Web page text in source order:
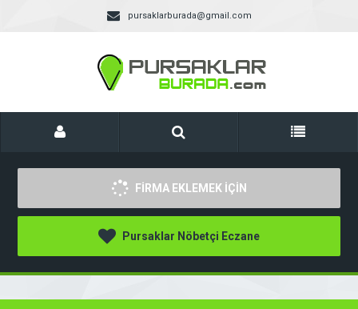
pursaklarburada@gmail.com
FİRMA EKLEMEK İÇİN
Pursaklar Nöbetçi Eczane